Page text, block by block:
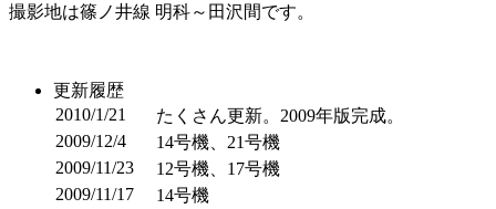
撮影地は篠ノ井線 明科～田沢間です。
更新履歴
2010/1/21
たくさん更新。2009年版完成。
2009/12/4
14号機、21号機
2009/11/23
12号機、17号機
2009/11/17
14号機